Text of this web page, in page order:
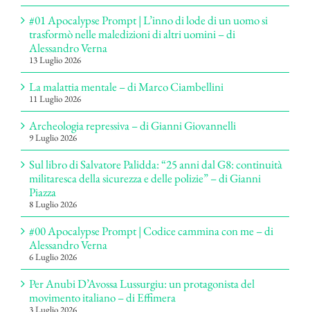
#01 Apocalypse Prompt | L’inno di lode di un uomo si
trasformò nelle maledizioni di altri uomini – di
Alessandro Verna
13 Luglio 2026
La malattia mentale – di Marco Ciambellini
11 Luglio 2026
Archeologia repressiva – di Gianni Giovannelli
9 Luglio 2026
Sul libro di Salvatore Palidda: “25 anni dal G8: continuità
militaresca della sicurezza e delle polizie” – di Gianni
Piazza
8 Luglio 2026
#00 Apocalypse Prompt | Codice cammina con me – di
Alessandro Verna
6 Luglio 2026
Per Anubi D’Avossa Lussurgiu: un protagonista del
movimento italiano – di Effimera
3 Luglio 2026